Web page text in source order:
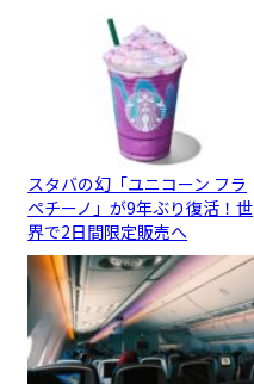
スタバの幻「ユニコーン フラ
ペチーノ」が9年ぶり復活！世
界で2日間限定販売へ